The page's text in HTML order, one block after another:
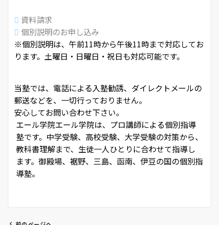
資料請求
個別説明のお申し込み
※個別説明は、午前11時から午後11時まで対応してお
ります。土曜日・日曜日・祝日も対応可能です。
当塾では、電話による入塾勧誘、ダイレクトメールの
郵送などを、一切行っておりません。
安心してお問い合わせ下さい。
エール学院エール学院は、プロ講師による個別指導
塾です。中学受験、高校受験、大学受験の対策から、
教科書理解まで、生徒一人ひとりに合わせて指導し
ます。御殿場、裾野、三島、函南、伊豆の国の個別指
導塾。